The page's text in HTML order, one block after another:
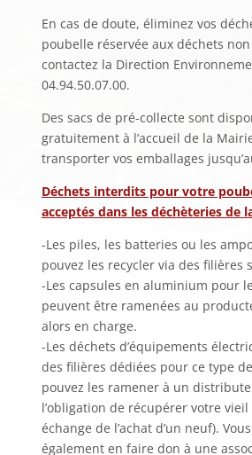
En cas de doute, éliminez vos
poubelle réservée aux déchets
contactez la Direction
04.94.50.07.00.
Des sacs de pré-collecte sont
gratuitement à l’accueil de la
transporter vos emballages
Déchets interdits pour votre
acceptés dans les déchèteries de
-Les piles, les batteries ou les
pouvez les recycler via des filières
-Les capsules en aluminium pour
peuvent être ramenées au
alors en charge.
-Les déchets d’équipements
des filières dédiées pour ce type
pouvez les ramener à un
l’obligation de récupérer votre
échange de l’achat d’un neuf).
également en faire don à une